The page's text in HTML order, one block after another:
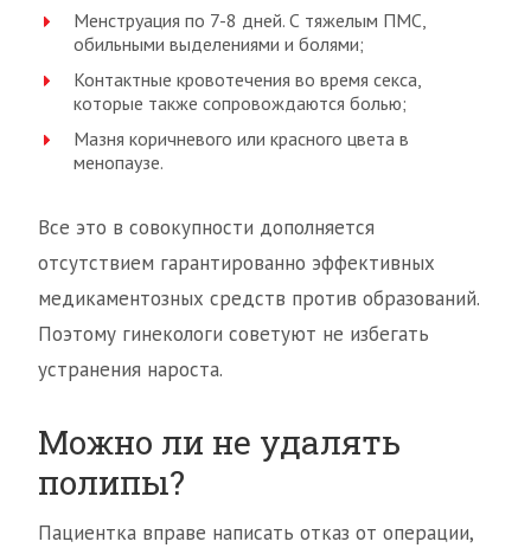
Менструация по 7-8 дней. С тяжелым ПМС,
обильными выделениями и болями;
Контактные кровотечения во время секса,
которые также сопровождаются болью;
Мазня коричневого или красного цвета в
менопаузе.
Все это в совокупности дополняется
отсутствием гарантированно эффективных
медикаментозных средств против образований.
Поэтому гинекологи советуют не избегать
устранения нароста.
Можно ли не удалять
полипы?
Пациентка вправе написать отказ от операции,